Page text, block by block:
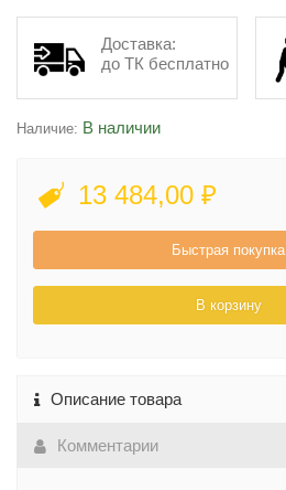
Доставка:
до ТК бесплатно
Наличие: В наличии
13 484,00 ₽
Быстрая покупка
В корзину
Описание товара
Комментарии